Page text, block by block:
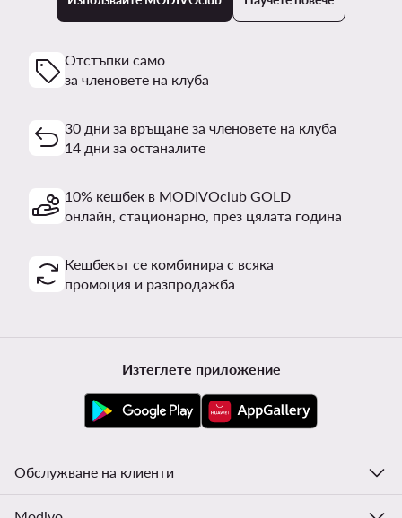
Отстъпки само
за членовете на клуба
30 дни за връщане за членовете на клуба
14 дни за останалите
10% кешбек в MODIVOclub GOLD
онлайн, стационарно, през цялата година
Кешбекът се комбинира с всяка
промоция и разпродажба
Изтеглете приложение
Обслужване на клиенти